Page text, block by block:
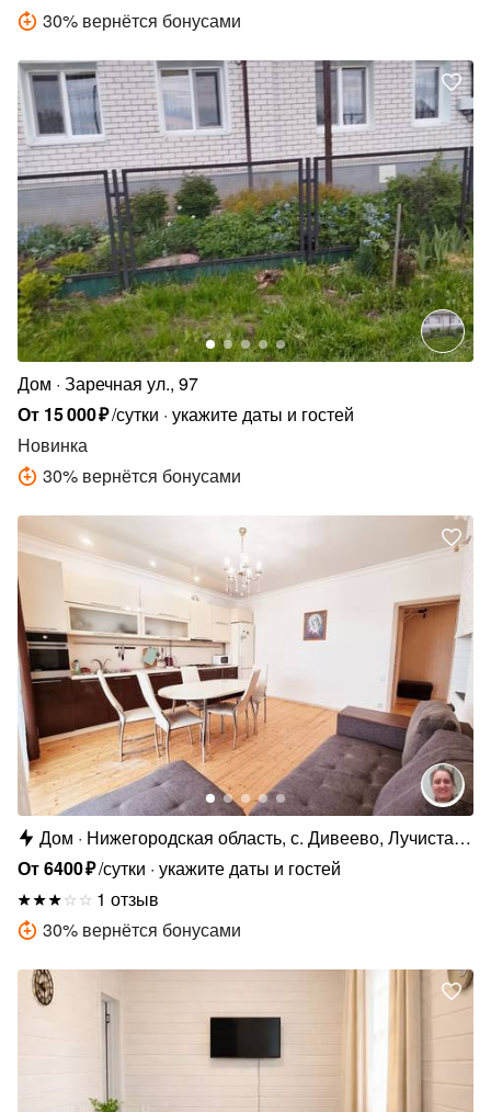
30% вернётся бонусами
Дом Заречная ул., 97
От 15000₽/сутки укажите даты и гостей
Новинка
30% вернётся бонусами
Дом
Нижегородская область, с. Дивеево, Лучистая
ул., 5
От6400₽/сутки укажите даты и гостей
1 отзыв
30% вернётся бонусами